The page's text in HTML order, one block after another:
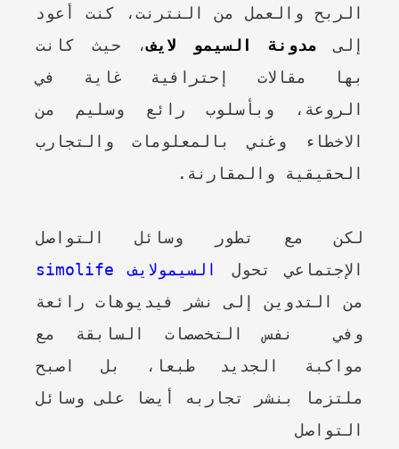
الربح والعمل من النترنت، كنت أعود
إلى مدونة السيمو لايف، حيث كانت
بها مقالات إحترافية غاية في
الروعة، وبأسلوب رائع وسليم من
الاخطاء وغني بالمعلومات والتجارب
الحقيقية والمقارنة.
لكن مع تطور وسائل التواصل
الإجتماعي تحول
السيمولايف simolife
من التدوين إلى نشر فيديوهات رائعة
وفي نفس التخصصات السابقة مع
مواكبة الجديد طبعا، بل اصبح
ملتزما بنشر تجاربه أيضا على وسائل
التواصل